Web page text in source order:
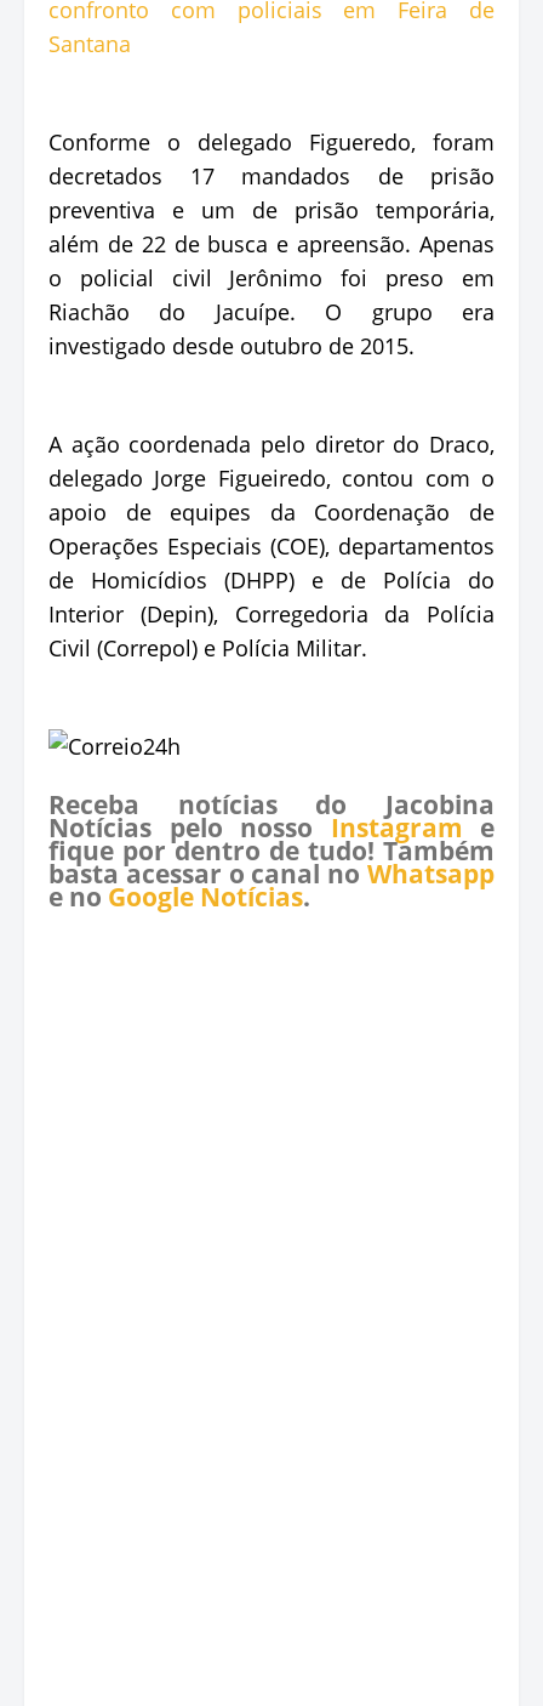
Conforme o delegado Figueredo, foram
decretados 17 mandados de prisão
preventiva e um de prisão temporária,
além de 22 de busca e apreensão. Apenas
o policial civil Jerônimo foi preso em
Riachão do Jacuípe. O grupo era
investigado desde outubro de 2015.
A ação coordenada pelo diretor do Draco,
delegado Jorge Figueiredo, contou com o
apoio de equipes da Coordenação de
Operações Especiais (COE), departamentos
de Homicídios (DHPP) e de Polícia do
Interior (Depin), Corregedoria da Polícia
Civil (Correpol) e Polícia Militar.
Receba notícias do Jacobina
Notícias pelo nosso Instagram e
fique por dentro de tudo! Também
basta acessar o canal no Whatsapp
e no Google Notícias.